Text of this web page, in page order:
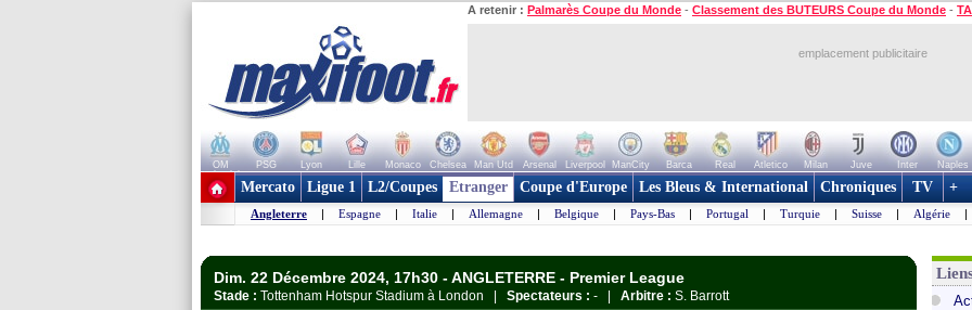
A retenir : Palmarès Coupe du Monde - Classement des BUTEURS Coupe du Monde -
emplacement publicitaire
OM PSG Lyon Lille Monaco Chelsea Man Utd Arsenal Liverpool ManCity Barca Real Atletico Milan Juve Inter Naples
+ de clubs
Mercato Ligue 1 L2/Coupes Etranger Coupe d'Europe Les Bleus & International Chroniques TV +
Angleterre | Espagne | Italie | Allemagne | Belgique | Pays-Bas | Portugal | Turquie | Suisse | Algérie |
Dim. 22 Décembre 2024, 17h30 - ANGLETERRE - Premier League
Stade : Tottenham Hotspur Stadium à London | Spectateurs : - | Arbitre : S. Barrott